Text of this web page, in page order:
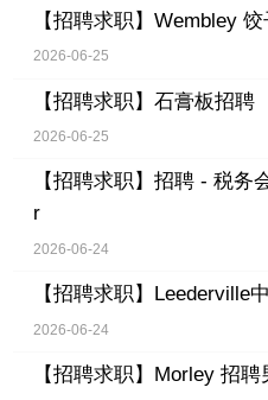
【招聘求职】 Wembley
2026-06-25
【招聘求职】 石膏板招聘
2026-06-25
【招聘求职】 招聘 - 税务
r
2026-06-24
【招聘求职】 Leederville
2026-06-24
【招聘求职】 Morley 招聘